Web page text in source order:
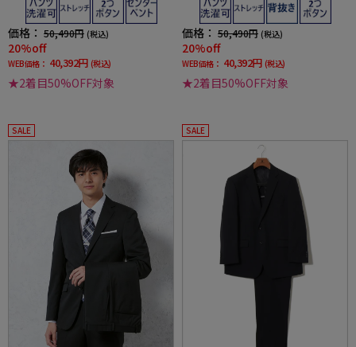
価格： 50,490円 (税込)
20%off
WEB価格： 40,392円 (税込)
★2着目50%OFF対象
価格： 50,490円 (税込)
20%off
WEB価格： 40,392円 (税込)
★2着目50%OFF対象
SALE SALE